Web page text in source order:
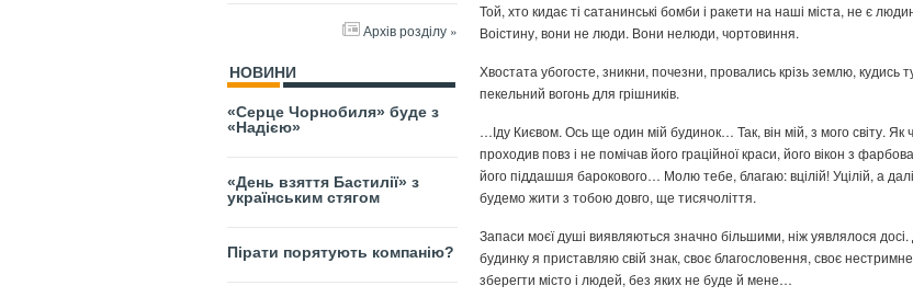
Архів розділу »
НОВИНИ
«Серце Чорнобиля» буде з
«Надією»
«День взяття Бастилії» з
українським стягом
Пірати порятують компанію?
Той, хто кидає ті сатанинські бомби і ракети на наші міста, не є
Воістину, вони не люди. Вони нелюди, чортовиння.
Хвостата убогосте, зникни, почезни, провались крізь землю, кудись
пекельний вогонь для грішників.
…Іду Києвом. Ось ще один мій будинок… Так, він мій, з мого світу. Як
проходив повз і не помічав його граційної краси, його вікон з
його піддашшя барокового… Молю тебе, благаю: вцілій! Уцілій, а
будемо жити з тобою довго, ще тисячоліття.
Запаси моєї душі виявляються значно більшими, ніж уявлялося
будинку я приставляю свій знак, своє благословення, своє
зберегти місто і людей, без яких не буде й мене…